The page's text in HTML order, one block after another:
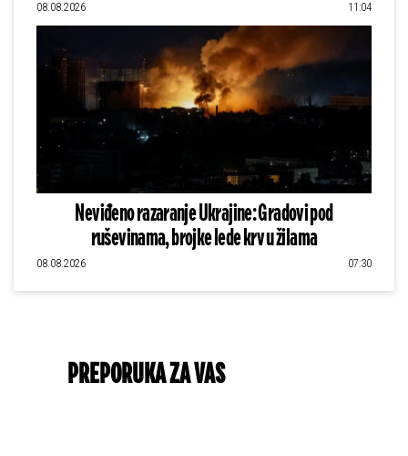
08.08.2026 11:04
Neviđeno razaranje Ukrajine: Gradovi pod
ruševinama, brojke lede krv u žilama
08.08.2026 07:30
PREPORUKA ZA VAS